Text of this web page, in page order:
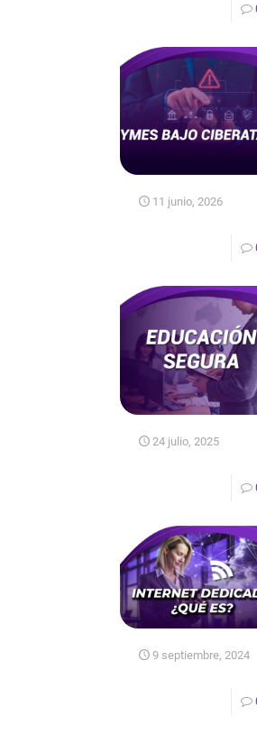
11 junio, 2026
24 julio, 2025
9 septiembre, 2024